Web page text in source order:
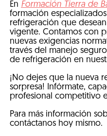
En Formación Tierra de
formación
refrigeración que
vigente. Contamos con
nuevas exigencias
través del manejo
de refrigeración en
¡No dejes que la nueva
sorpresa! Infórmate,
profesional competitivo
Para más información
contáctanos hoy mismo.